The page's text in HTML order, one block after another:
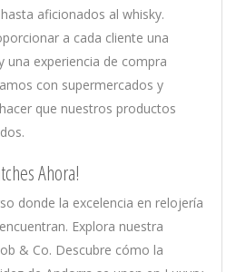
aficionados al whisky.
a cada cliente una
una experiencia de compra
con supermercados y
que nuestros productos
Ahora!
donde la excelencia en relojería
Explora nuestra
& Co. Descubre cómo la